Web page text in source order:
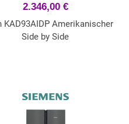
2.346,00 €
KAD93AIDP Amerikanischer
Side by Side